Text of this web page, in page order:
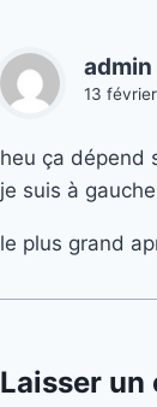
admin
13
heu ça dépend
je suis à
le plus grand
Laisser un